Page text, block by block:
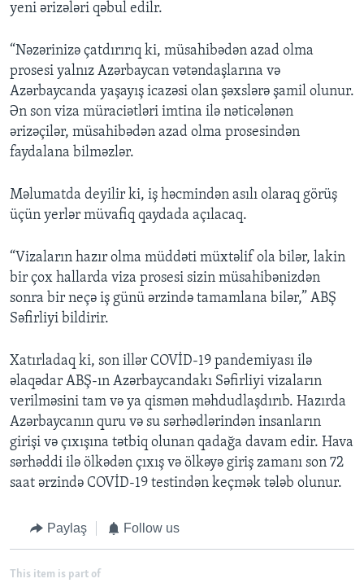
yeni ərizələri qəbul edilr.
“Nəzərinizə çatdırırıq ki, müsahibədən azad olma
prosesi yalnız Azərbaycan vətəndaşlarına və
Azərbaycanda yaşayış icazəsi olan şəxslərə şamil olunur.
Ən son viza müraciətləri imtina ilə nəticələnən
ərizəçilər, müsahibədən azad olma prosesindən
faydalana bilməzlər.
Məlumatda deyilir ki, iş həcmindən asılı olaraq görüş
üçün yerlər müvafiq qaydada açılacaq.
“Vizaların hazır olma müddəti müxtəlif ola bilər, lakin
bir çox hallarda viza prosesi sizin müsahibənizdən
sonra bir neçə iş günü ərzində tamamlana bilər,” ABŞ
Səfirliyi bildirir.
Xatırladaq ki, son illər COVİD-19 pandemiyası ilə
əlaqədar ABŞ-ın Azərbaycandakı Səfirliyi vizaların
verilməsini tam və ya qismən məhdudlaşdırıb. Hazırda
Azərbaycanın quru və su sərhədlərindən insanların
girişi və çıxışına tətbiq olunan qadağa davam edir. Hava
sərhəddi ilə ölkədən çıxış və ölkəyə giriş zamanı son 72
saat ərzində COVİD-19 testindən keçmək tələb olunur.
Paylaş Follow us
This item is part of